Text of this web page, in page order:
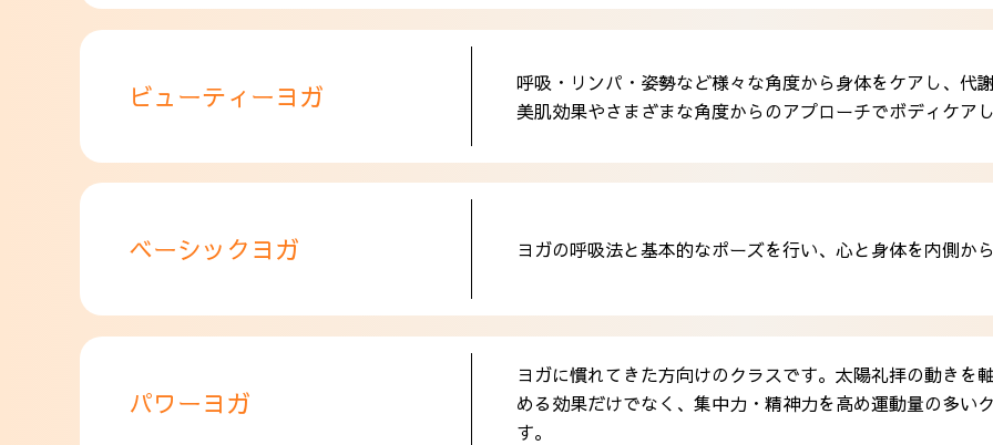
ビューティーヨガ
呼吸・リンパ・姿勢など様々な角度から身体をケアし、代
美肌効果やさまざまな角度からのアプローチでボディケア
ベーシックヨガ ヨガの呼吸法と基本的なポーズを行い、心と身体を内側か
パワーヨガ
ヨガに慣れてきた方向けのクラスです。太陽礼拝の動きを
める効果だけでなく、集中力・精神力を高め運動量の多い
す。